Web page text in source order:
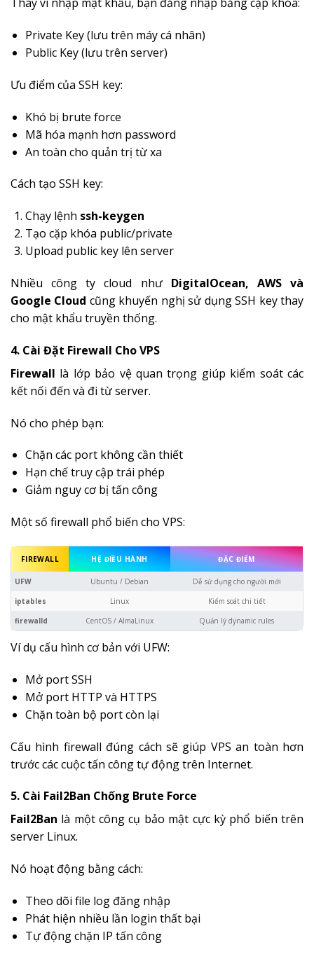
Private Key (lưu trên máy cá nhân)
Public Key (lưu trên server)
Ưu điểm của SSH key:
Khó bị brute force
Mã hóa mạnh hơn password
An toàn cho quản trị từ xa
Cách tạo SSH key:
Chạy lệnh ssh-keygen
Tạo cặp khóa public/private
Upload public key lên server
Nhiều công ty cloud như DigitalOcean, AWS và
Google Cloud cũng khuyến nghị sử dụng SSH key thay
cho mật khẩu truyền thống.
4. Cài Đặt Firewall Cho VPS
Firewall là lớp bảo vệ quan trọng giúp kiểm soát các
kết nối đến và đi từ server.
Nó cho phép bạn:
Chặn các port không cần thiết
Hạn chế truy cập trái phép
Giảm nguy cơ bị tấn công
Một số firewall phổ biến cho VPS:
FIREWALL HỆ ĐIỀU HÀNH ĐẶC ĐIỂM
UFW Ubuntu / Debian
Dễ sử dụng cho người mới
iptables
Linux
Kiểm soát chi tiết
firewalld
CentOS / AlmaLinux Quản lý dynamic rules
Ví dụ cấu hình cơ bản với UFW:
Mở port SSH
Mở port HTTP và HTTPS
Chặn toàn bộ port còn lại
Cấu hình firewall đúng cách sẽ giúp VPS an toàn hơn
trước các cuộc tấn công tự động trên Internet.
5. Cài Fail2Ban Chống Brute Force
Fail2Ban là một công cụ bảo mật cực kỳ phổ biến trên
server Linux.
Nó hoạt động bằng cách:
Theo dõi file log đăng nhập
Phát hiện nhiều lần login thất bại
Tự động chặn IP tấn công